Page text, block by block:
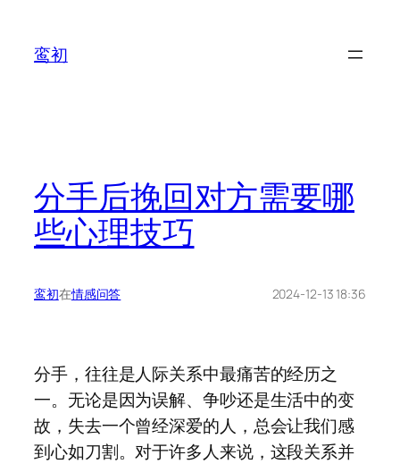
鸾初
分手后挽回对方需要哪
些心理技巧
鸾初在情感问答 2024-12-13 18:36
分手，往往是人际关系中最痛苦的经历之
一。无论是因为误解、争吵还是生活中的变
故，失去一个曾经深爱的人，总会让我们感
到心如刀割。对于许多人来说，这段关系并